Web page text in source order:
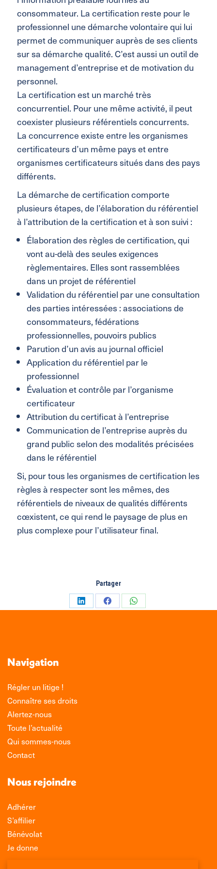
consommateur. La certification reste pour le
professionnel une démarche volontaire qui lui
permet de communiquer auprès de ses clients
sur sa démarche qualité. C’est aussi un outil de
management d’entreprise et de motivation du
personnel.
La certification est un marché très
concurrentiel. Pour une même activité, il peut
coexister plusieurs référentiels concurrents.
La concurrence existe entre les organismes
certificateurs d’un même pays et entre
organismes certificateurs situés dans des pays
différents.
La démarche de certification comporte
plusieurs étapes, de l’élaboration du référentiel
à l’attribution de la certification et à son suivi :
Élaboration des règles de certification, qui
vont au-delà des seules exigences
règlementaires. Elles sont rassemblées
dans un projet de référentiel
Validation du référentiel par une consultation
des parties intéressées : associations de
consommateurs, fédérations
professionnelles, pouvoirs publics
Parution d’un avis au journal officiel
Application du référentiel par le
professionnel
Évaluation et contrôle par l’organisme
certificateur
Attribution du certificat à l’entreprise
Communication de l’entreprise auprès du
grand public selon des modalités précisées
dans le référentiel
Si, pour tous les organismes de certification les
règles à respecter sont les mêmes, des
référentiels de niveaux de qualités différents
cœxistent, ce qui rend le paysage de plus en
plus complexe pour l’utilisateur final.
Partager
PartagerPartagerPartager
Navigation
Régler un litige !
Connaître ses droits
Alertez-nous
Toute l’actualité
Qui sommes-nous
Contact
Nous rejoindre
Adhérer
S’affilier
Bénévolat
Je donne